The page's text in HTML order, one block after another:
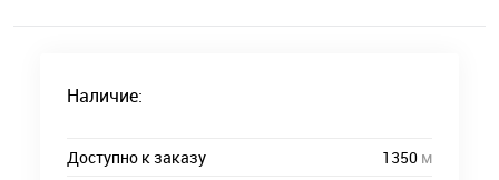
Наличие:
Доступно к заказу 1350 м